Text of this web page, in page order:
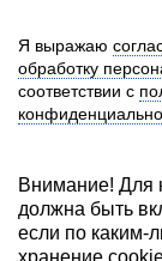
Я выражаю
обработку
соответствии с
Внимание! Для
должна быть
если по каким-